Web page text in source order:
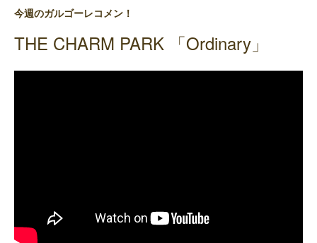
今週のガルゴーレコメン！
THE CHARM PARK 「Ordinary」